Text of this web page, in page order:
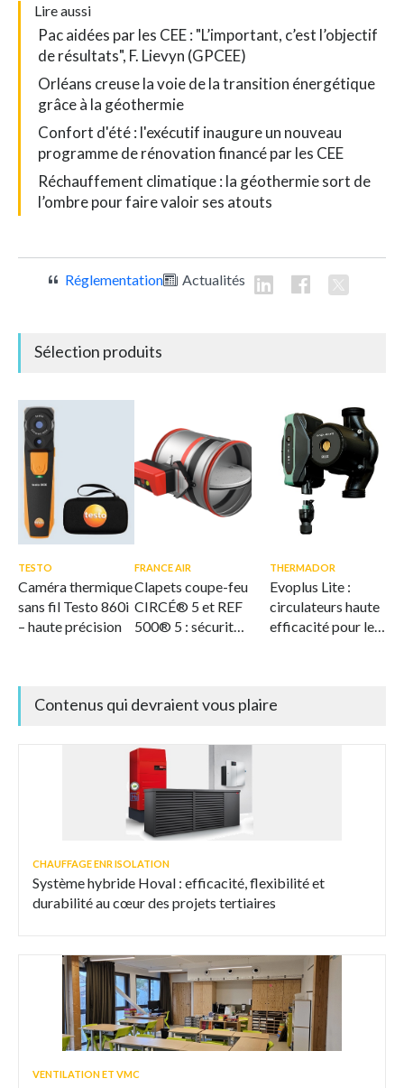
L ire aussi
Pac aidées par les CEE : "L’important, c’est l’objectif
de résultats", F. Lievyn (GPCEE)
Orléans creuse la voie de la transition énergétique
grâce à la géothermie
Confort d'été : l'exécutif inaugure un nouveau
programme de rénovation financé par les CEE
Réchauffement climatique : la géothermie sort de
l’ombre pour faire valoir ses atouts
Réglementation Actualités
Sélection produits
TESTO
Caméra thermique
sans fil Testo 860i
– haute précision
FRANCE AIR
Clapets coupe-feu
CIRCÉ® 5 et REF
500® 5 : sécurité
THERMADOR
Evoplus Lite :
circulateurs haute
efficacité pour le
Contenus qui devraient vous plaire
CHAUFFAGE ENR ISOLATION
Système hybride Hoval : efficacité, flexibilité et
durabilité au cœur des projets tertiaires
VENTILATION ET VMC